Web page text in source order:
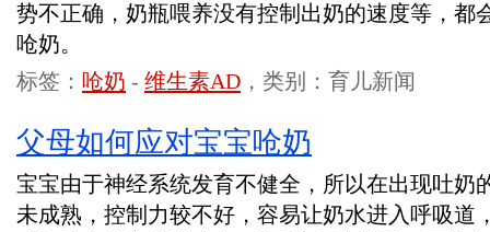
势不正确，奶瓶喂养没有控制出奶的速度等，都
呛奶。
标签： 呛奶 - 维生素AD ，类别：育儿新闻
父母如何应对宝宝呛奶
宝宝由于神经系统发育不健全，所以在出现吐奶
未成熟，控制力较不好，容易让奶水进入呼吸道